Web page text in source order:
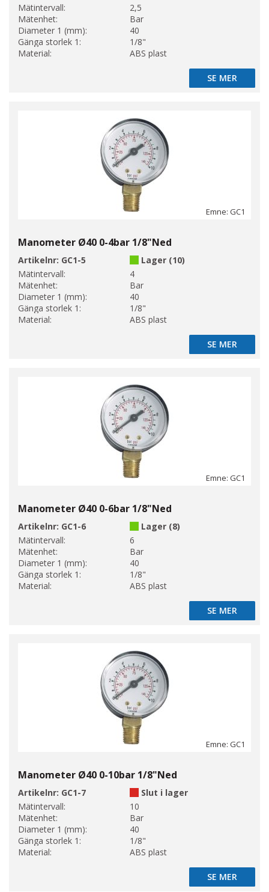
Mätintervall:
2,5
Mätenhet:
Bar
Diameter 1 (mm):
40
Gänga storlek 1:
1/8"
Material:
ABS plast
SE MER
SE MER
Emne: GC1
Manometer Ø40 0-4bar 1/8"Ned
Artikelnr: GC1-5
Lager (10)
Mätintervall:
4
Mätenhet:
Bar
Diameter 1 (mm):
40
Gänga storlek 1:
1/8"
Material:
ABS plast
SE MER
SE MER
Emne: GC1
Manometer Ø40 0-6bar 1/8"Ned
Artikelnr: GC1-6
Lager (8)
Mätintervall:
6
Mätenhet:
Bar
Diameter 1 (mm):
40
Gänga storlek 1:
1/8"
Material:
ABS plast
SE MER
SE MER
Emne: GC1
Manometer Ø40 0-10bar 1/8"Ned
Artikelnr: GC1-7
Slut i lager
Mätintervall:
10
Mätenhet:
Bar
Diameter 1 (mm):
40
Gänga storlek 1:
1/8"
Material:
ABS plast
SE MER
SE MER